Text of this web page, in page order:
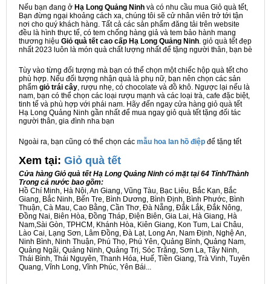
Nếu bạn đang ở Hạ Long Quảng Ninh và có nhu cầu mua Giỏ quà tết,
Bạn đừng ngại khoảng cách xa, chúng tôi sẽ cử nhân viên trở tới tận
nơi cho quý khách hàng. Tất cả các sản phẩm đăng tải trên website
đều là hình thực tế, có tem chống hàng giả và tem bảo hành mang
thương hiệu Giỏ quà tết cao cấp Hạ Long Quảng Ninh. giỏ quà tết đẹp
nhất 2023 luôn là món quà chất lượng nhất để tặng người thân, bạn bè
Tùy vào từng đối tượng mà bạn có thể chọn một chiếc hộp quà tết cho
phù hợp. Nếu đối tượng nhận quà là phụ nữ, bạn nên chọn các sản
phẩm giỏ trái cây, rượu nhẹ, có chocolate và đồ khô. Ngược lại nếu là
nam, bạn có thể chọn các loại rượu mạnh và các loại trà, cafe đặc biệt,
tinh tế và phù hợp với phái nam. Hãy đến ngay cửa hàng giỏ quà tết
Hạ Long Quảng Ninh gần nhất để mua ngay giỏ quà tết tặng đối tác
người thân, gia đình nha bạn
Ngoài ra, bạn cũng có thể chọn các mẫu hoa lan hồ điệp để tặng tết
Xem tại: Giỏ quà tết
Cửa hàng Giỏ quà tết Hạ Long Quảng Ninh có mặt tại 64 Tỉnh/Thành
Trong cả nước bao gồm:
Hồ Chí Minh, Hà Nội, An Giang, Vũng Tàu, Bạc Liêu, Bắc Kạn, Bắc
Giang, Bắc Ninh, Bến Tre, Bình Dương, Bình Định, Bình Phước, Bình
Thuận, Cà Mau, Cao Bằng, Cần Thơ, Đà Nẵng, Đắk Lắk, Đắk Nông,
Đồng Nai, Biên Hòa, Đồng Tháp, Điện Biên, Gia Lai, Hà Giang, Hà
Nam,Sài Gòn, TPHCM, Khánh Hòa, Kiên Giang, Kon Tum, Lai Châu,
Lào Cai, Lạng Sơn, Lâm Đồng, Đà Lạt, Long An, Nam Định, Nghệ An,
Ninh Bình, Ninh Thuận, Phú Thọ, Phú Yên, Quảng Bình, Quảng Nam,
Quảng Ngãi, Quảng Ninh, Quảng Trị, Sóc Trăng, Sơn La, Tây Ninh,
Thái Bình, Thái Nguyên, Thanh Hóa, Huế, Tiền Giang, Trà Vinh, Tuyên
Quang, Vĩnh Long, Vĩnh Phúc, Yên Bái...